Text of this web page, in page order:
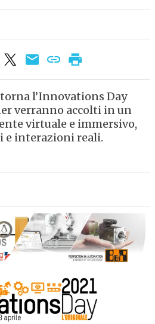
l’Innovations Day
verranno accolti in un
virtuale e immersivo,
e interazioni reali.